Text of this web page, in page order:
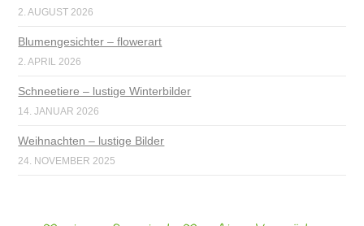
2. AUGUST 2026
Blumengesichter – flowerart
2. APRIL 2026
Schneetiere – lustige Winterbilder
14. JANUAR 2026
Weihnachten – lustige Bilder
24. NOVEMBER 2025